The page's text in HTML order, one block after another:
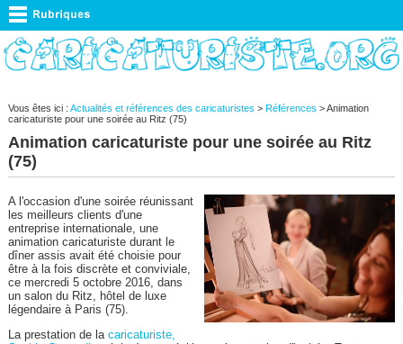
Vous êtes ici : Actualités et références des caricaturistes > Références > Animation
caricaturiste pour une soirée au Ritz (75)
Animation caricaturiste pour une soirée au Ritz
(75)
A l'occasion d'une soirée réunissant
les meilleurs clients d'une
entreprise internationale, une
animation caricaturiste durant le
dîner assis avait été choisie pour
être à la fois discrète et conviviale,
ce mercredi 5 octobre 2016, dans
un salon du Ritz, hôtel de luxe
légendaire à Paris (75).
La prestation de la caricaturiste,